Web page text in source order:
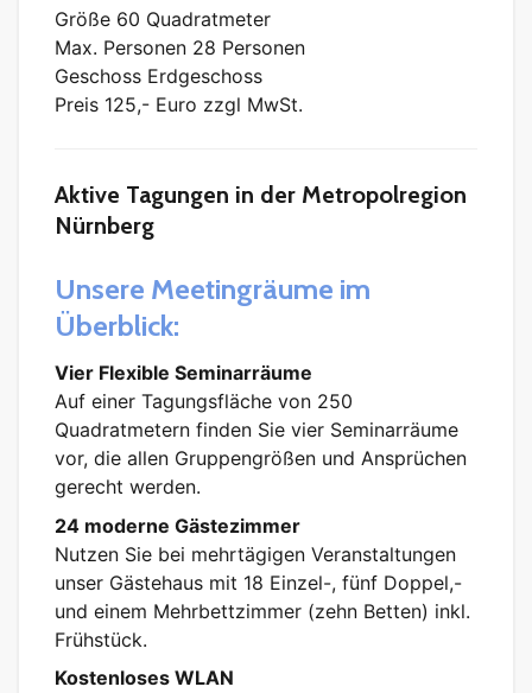
Größe 60 Quadratmeter
Max. Personen 28 Personen
Geschoss Erdgeschoss
Preis 125,- Euro zzgl MwSt.
Aktive Tagungen in der Metropolregion
Nürnberg
Unsere Meetingräume im
Überblick:
Vier Flexible Seminarräume
Auf einer Tagungsfläche von 250
Quadratmetern finden Sie vier Seminarräume
vor, die allen Gruppengrößen und Ansprüchen
gerecht werden.
24 moderne Gästezimmer
Nutzen Sie bei mehrtägigen Veranstaltungen
unser Gästehaus mit 18 Einzel-, fünf Doppel,-
und einem Mehrbettzimmer (zehn Betten) inkl.
Frühstück.
Kostenloses WLAN